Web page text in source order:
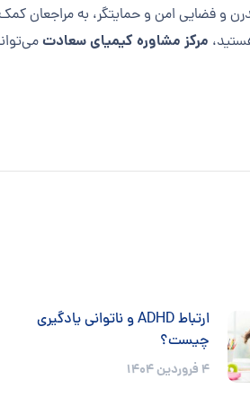
و فضایی امن و حمایتگر، به مراجعان
مرکز مشاوره کیمیای سعادت
ارتباط ADHD و ناتوانی یادگیری
چیست؟
4 فروردین 1404